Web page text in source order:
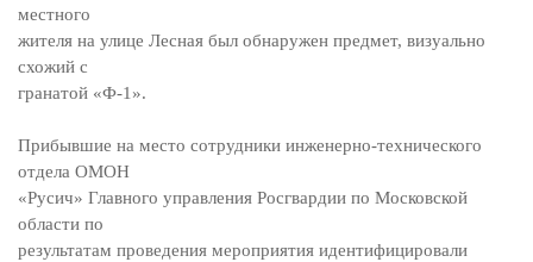
местного
жителя на улице Лесная был обнаружен предмет, визуально
схожий с
гранатой «Ф-1».
Прибывшие на место сотрудники инженерно-технического
отдела ОМОН
«Русич» Главного управления Росгвардии по Московской
области по
результатам проведения мероприятия идентифицировали